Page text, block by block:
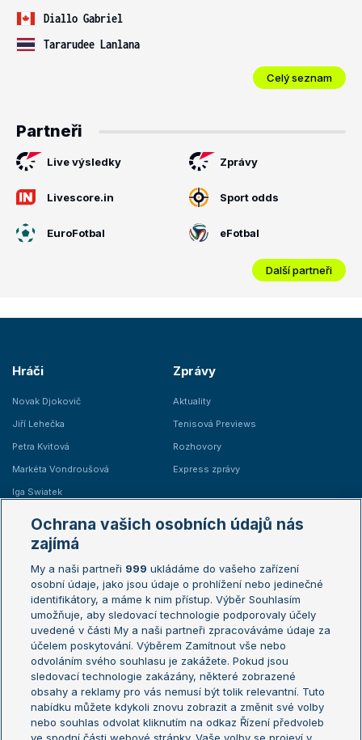
Diallo Gabriel
Tararudee Lanlana
Celý seznam
Partneři
Live výsledky Zprávy
Livescore.in Sport odds
EuroFotbal eFotbal
Další partneři
Hráči
Novak Djokovič
Jiří Lehečka
Petra Kvitová
Markéta Vondroušová
Iga Swiatek
Zprávy
Aktuality
Tenisová Previews
Rozhovory
Express zprávy
Žebříčky
Žebříček ATP (muži)
Žebříček WTA (ženy)
Sázkařský žebříček
Australian Open
French Open
Wimbledon
US Open
Turnaj mistrů
Turnaj mistryň
Aktualní trendy
Fotbalové přestupy
Ochrana vašich osobních údajů nás
zajímá
My a naši partneři 999 ukládáme do vašeho zařízení
osobní údaje, jako jsou údaje o prohlížení nebo jedinečné
identifikátory, a máme k nim přístup. Výběr Souhlasím
umožňuje, aby sledovací technologie podporovaly účely
uvedené v části My a naši partneři zpracováváme údaje za
účelem poskytování. Výběrem Zamítnout vše nebo
odvoláním svého souhlasu je zakážete. Pokud jsou
sledovací technologie zakázány, některé zobrazené
obsahy a reklamy pro vás nemusí být tolik relevantní. Tuto
nabídku můžete kdykoli znovu zobrazit a změnit své volby
nebo souhlas odvolat kliknutím na odkaz Řízení předvoleb